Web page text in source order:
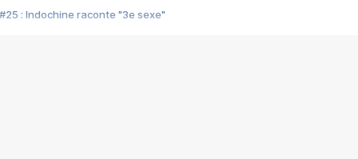
#25 : Indochine raconte "3e sexe"